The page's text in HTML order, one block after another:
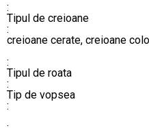
:
​​​​​​​​​​​​​​Tipul de creioane
:
creioane cerate, creioane
:
​​​​​​​​​​​​​​Tipul de roata
:
​​​​​​​​​​​​​​Tip de vopsea
: